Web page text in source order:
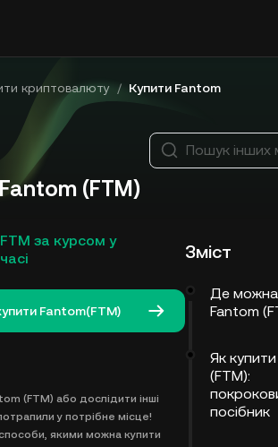
криптовалюту / Купити Fantom
(FTM)
за курсом у
Fantom(FTM)
(FTM) або дослідити інші
у потрібне місце!
якими можна купити
Пошук інших
Зміст
Де можна
Fantom
Як
(FTM):
посібник